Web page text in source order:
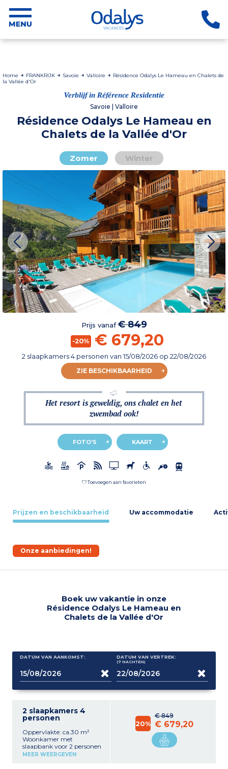
Home FRANKRIJK Savoie Valloire
Résidence Odalys Le Hameau en Chalets de
la Vallée d'Or
Verblijf in Référence Residentie
Savoie | Valloire
Résidence Odalys Le Hameau en
Chalets de la Vallée d'Or
Zomer Winter
Prijs vanaf€ 849
-20% € 679,20
2 slaapkamers 4 personen van15/08/2026 op 22/08/2026
ZIE BESCHIKBAARHEID
Het resort is geweldig, ons chalet en het
zwembad ook!
FOTO'S KAART
Toevoegen aan favorieten
Prijzen en beschikbaarheid Uw accommodatie
Onze aanbiedingen!
Boek uw vakantie in onze
Résidence Odalys Le Hameau en
Chalets de la Vallée d'Or
DATUM VAN AANKOMST: DATUM VAN VERTREK:
(7 NACHTEN)
2 slaapkamers 4
personen
Oppervlakte: ca.30 m²
Woonkamer met
slaapbank voor 2 personen
Volledig ingerichte keuken
MEER WEERGEVEN
€ 849
20% € 679,20